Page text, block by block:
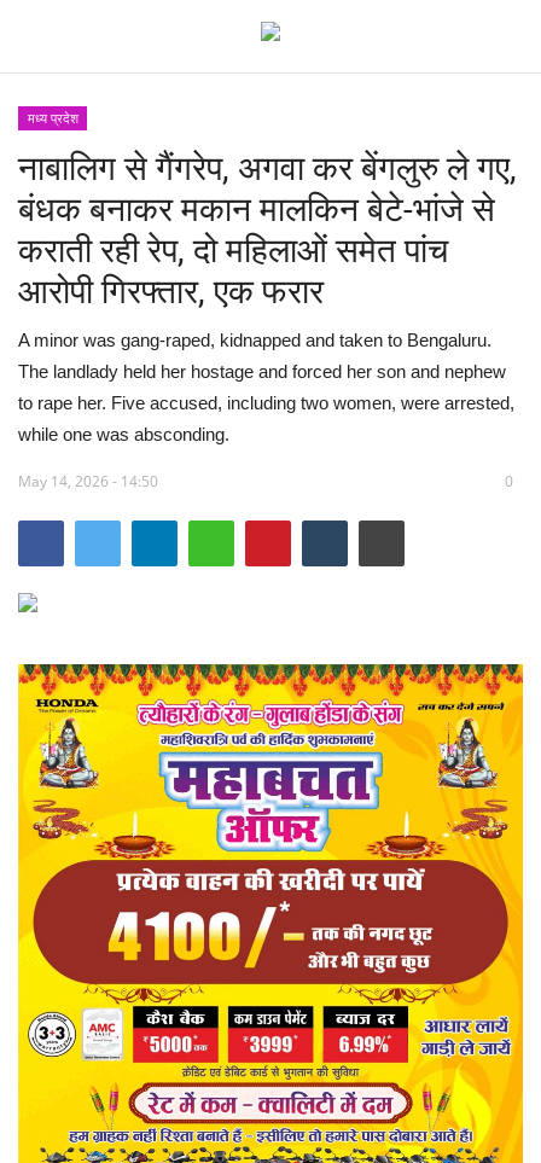
देश
मध्य प्रदेश
विश्व
मुख्य समाचार
विदेश
छत्तीसगढ़
खेल
व्यापार
संपादकीय
रोजगार
राजनीति
मनोरंजन
मैगज़ीन की लेख
प्रमुख खबर
हेल्थ
मध्य प्रदेश
नाबालिग से गैंगरेप, अगवा कर बेंगलुरु ले गए,
बंधक बनाकर मकान मालकिन बेटे-भांजे से
कराती रही रेप, दो महिलाओं समेत पांच
आरोपी गिरफ्तार, एक फरार
A minor was gang-raped, kidnapped and taken to Bengaluru.
The landlady held her hostage and forced her son and nephew
to rape her. Five accused, including two women, were arrested,
while one was absconding.
May 14, 2026 - 14:50 0